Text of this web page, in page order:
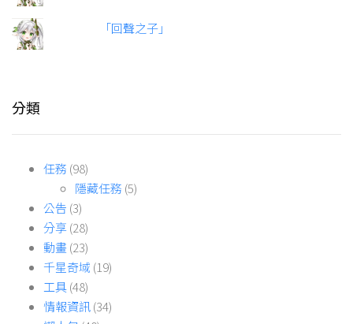
「回聲之子」
分類
任務 (98)
隱藏任務 (5)
公告 (3)
分享(28)
動畫(23)
千星奇域 (19)
工具(48)
情報資訊(34)